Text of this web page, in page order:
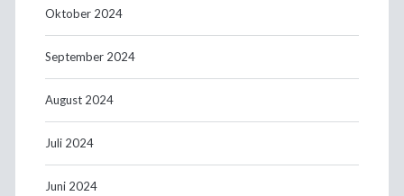
Oktober 2024
September 2024
August 2024
Juli 2024
Juni 2024